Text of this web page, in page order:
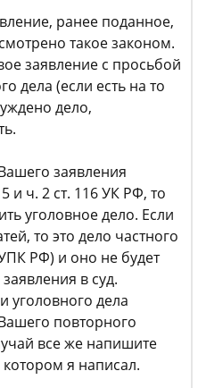
ранее поданное,
такое законом.
заявление с просьбой
дела (если есть на то
дело,
заявления
и ч. 2 ст. 116 УК РФ, то
уголовное дело. Если
то это дело частного
РФ) и оно не будет
в суд.
уголовного дела
повторного
все же напишите
я написал.